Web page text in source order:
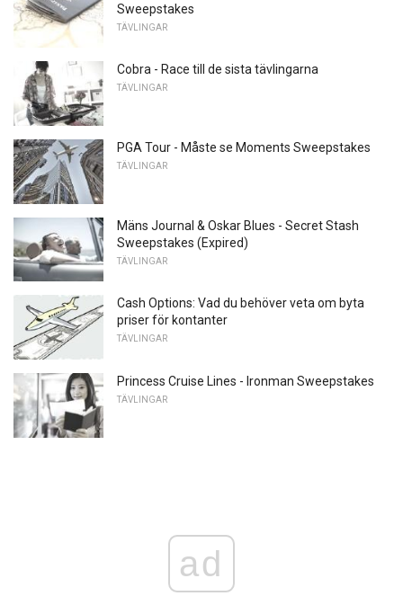
Sweepstakes
TÄVLINGAR
Cobra - Race till de sista tävlingarna
TÄVLINGAR
PGA Tour - Måste se Moments Sweepstakes
TÄVLINGAR
Mäns Journal & Oskar Blues - Secret Stash
Sweepstakes (Expired)
TÄVLINGAR
Cash Options: Vad du behöver veta om byta
priser för kontanter
TÄVLINGAR
Princess Cruise Lines - Ironman Sweepstakes
TÄVLINGAR
ad